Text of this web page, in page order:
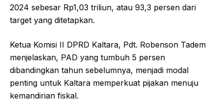
2024 sebesar Rp1,03 triliun, atau 93,3 persen dari
target yang ditetapkan.
Ketua Komisi II DPRD Kaltara, Pdt. Robenson Tadem
menjelaskan, PAD yang tumbuh 5 persen
dibandingkan tahun sebelumnya, menjadi modal
penting untuk Kaltara memperkuat pijakan menuju
kemandirian fiskal.